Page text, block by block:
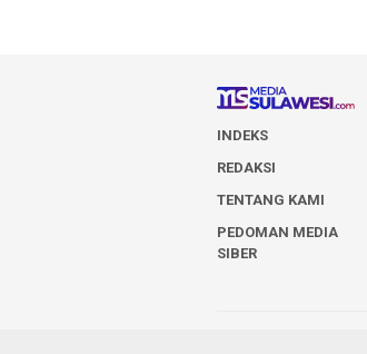
INDEKS
REDAKSI
TENTANG KAMI
PEDOMAN MEDIA
SIBER